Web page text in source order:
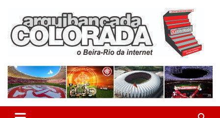
content
Arquibancada Colorada